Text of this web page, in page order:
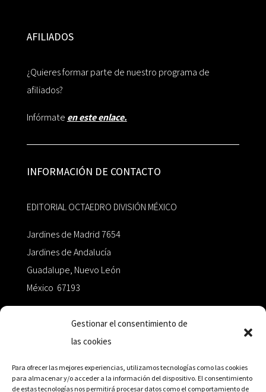
Gestionar el consentimiento de
las cookies
Para ofrecer las mejores experiencias, utilizamos tecnologías como las cookies
para almacenar y/o acceder a la información del dispositivo. El consentimiento
de estas tecnologías nos permitirá procesar datos como el comportamiento de
AFILIADOS
¿Quieres formar parte de nuestro programa de
afiliados?
Infórmate en este enlace.
INFORMACIÓN DE CONTACTO
EDITORIAL OCTAEDRO DIVISIÓN MÉXICO
Jardines de Madrid 7654
Jardines de Andalucía
Guadalupe, Nuevo León
México 67193
+52 811.499.5638